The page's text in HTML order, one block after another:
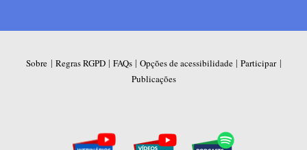
Sobre | Regras RGPD| FAQs| Opções de acessibilidade| Participar|
Publicações